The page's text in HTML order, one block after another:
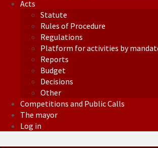
Acts
Statute
Rules of Procedure
Regulations
Platform for activities by
Reports
Budget
Decisions
Other
Competitions and Public Calls
The mayor
Log in